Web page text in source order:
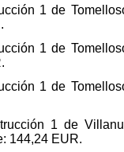
1 de
1 de
1 de
1 de
144,24 EUR.